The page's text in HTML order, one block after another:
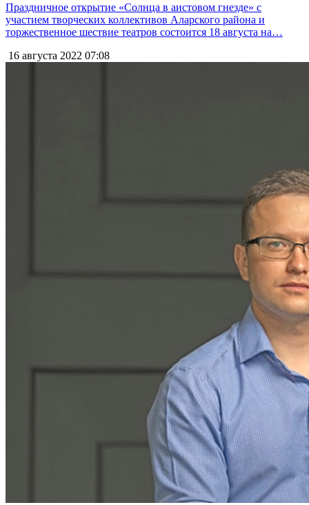
Праздничное открытие «Солнца в аистовом гнезде» с
участием творческих коллективов Аларского района и
торжественное шествие театров состоится 18 августа на…
16 августа 2022 07:08